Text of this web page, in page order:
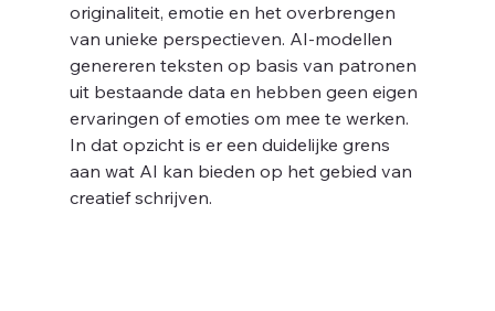
originaliteit, emotie en het overbrengen
van unieke perspectieven. AI-modellen
genereren teksten op basis van patronen
uit bestaande data en hebben geen eigen
ervaringen of emoties om mee te werken.
In dat opzicht is er een duidelijke grens
aan wat AI kan bieden op het gebied van
creatief schrijven.